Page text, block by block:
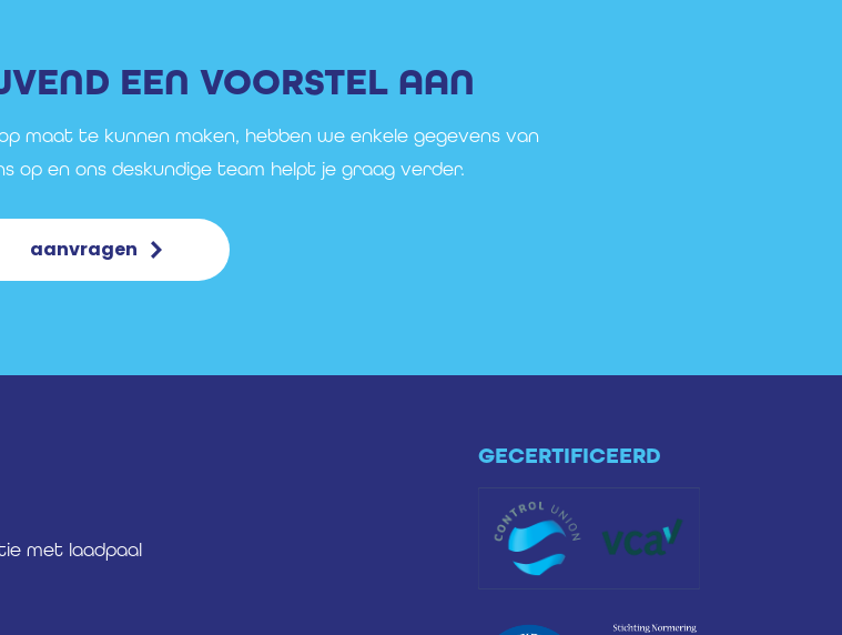
EEN VOORSTEL AAN
maat te kunnen maken, hebben we enkele gegevens van
op en ons deskundige team helpt je graag verder.
aanvragen
met laadpaal
GECERTIFICEERD